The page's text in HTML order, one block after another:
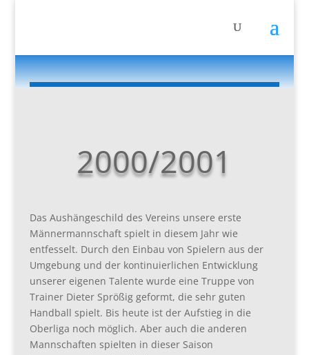
2000/2001
Das Aushängeschild des Vereins unsere erste
Männermannschaft spielt in diesem Jahr wie
entfesselt. Durch den Einbau von Spielern aus der
Umgebung und der kontinuierlichen Entwicklung
unserer eigenen Talente wurde eine Truppe von
Trainer Dieter Sprößig geformt, die sehr guten
Handball spielt. Bis heute ist der Aufstieg in die
Oberliga noch möglich. Aber auch die anderen
Mannschaften spielten in dieser Saison